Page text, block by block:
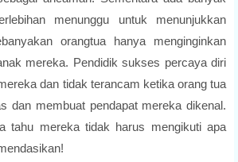
menunggu untuk menunjukkan
orangtua hanya menginginkan
mereka. Pendidik sukses percaya diri
dan tidak terancam ketika orang tua
dan membuat pendapat mereka dikenal.
tahu mereka tidak harus mengikuti apa